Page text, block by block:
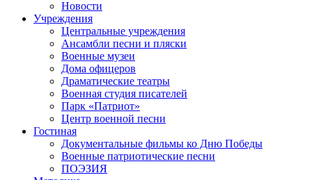
Новости
Учреждения
Центральные учреждения
Ансамбли песни и пляски
Военные музеи
Дома офицеров
Драматические театры
Военная студия писателей
Парк «Патриот»
Центр военной песни
Гостиная
Документальные фильмы ко Дню Победы
Военные патриотические песни
ПОЭЗИЯ